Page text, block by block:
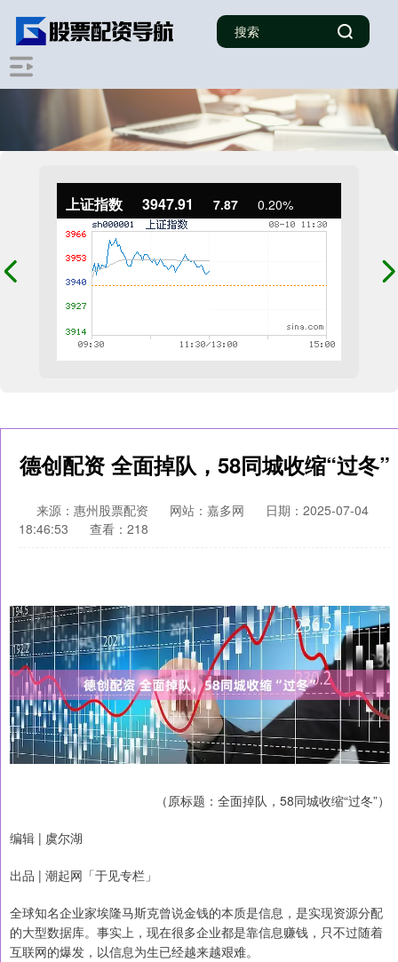
上证指数 3947.91 7.87 0.20%
德创配资 全面掉队，58同城收缩“过冬”
来源：惠州股票配资 网站：嘉多网
日期：2025-07-04
18:46:53
查看：218
（原标题：全面掉队，58同城收缩“过冬”）
编辑 | 虞尔湖
出品 | 潮起网「于见专栏」
全球知名企业家埃隆马斯克曾说金钱的本质是信息，是实现资源分配
的大型数据库。事实上，现在很多企业都是靠信息赚钱，只不过随着
互联网的爆发，以信息为生已经越来越艰难。